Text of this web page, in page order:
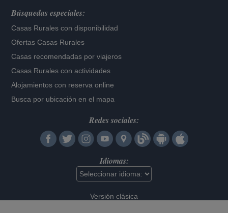
Búsquedas especiales:
Casas Rurales con disponibilidad
Ofertas Casas Rurales
Casas recomendadas por viajeros
Casas Rurales con actividades
Alojamientos con reserva online
Busca por ubicación en el mapa
Redes sociales:
Idiomas:
Versión clásica